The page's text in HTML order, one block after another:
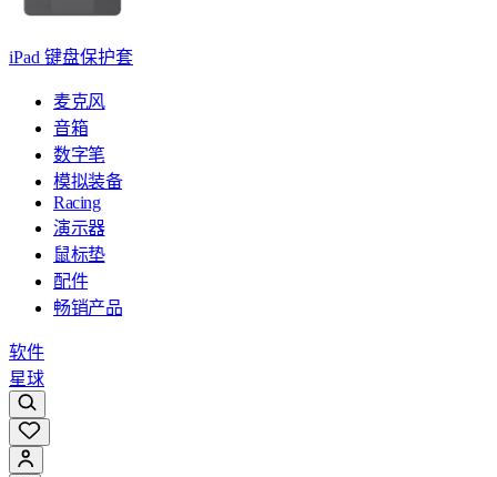
iPad 键盘保护套
麦克风
音箱
数字笔
模拟装备
Racing
演示器
鼠标垫
配件
畅销产品
软件
星球